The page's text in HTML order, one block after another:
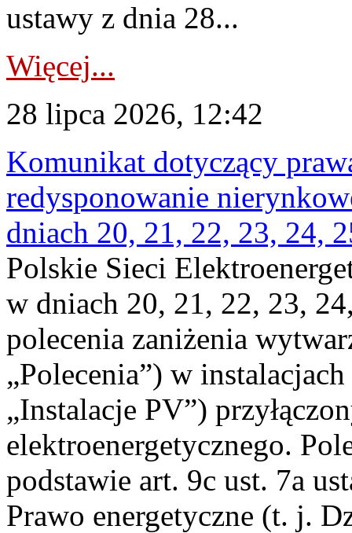
ustawy z dnia 28...
Więcej...
28 lipca 2026, 12:42
Komunikat dotyczący
redysponowanie
dniach 20, 21, 22, 23, 24,
Polskie Sieci
w dniach 20, 21, 22, 23,
polecenia zaniżenia
„Polecenia”) w
„Instalacje PV”)
elektroenergetycznego.
podstawie art. 9c ust. 7a
Prawo energetyczne (t. j.